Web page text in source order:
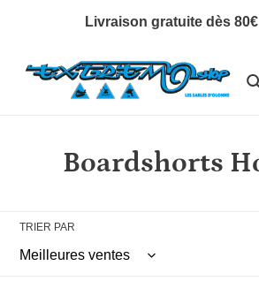
Livraison gratuite dès
C
l
l
Boardshorts
TRIER PAR